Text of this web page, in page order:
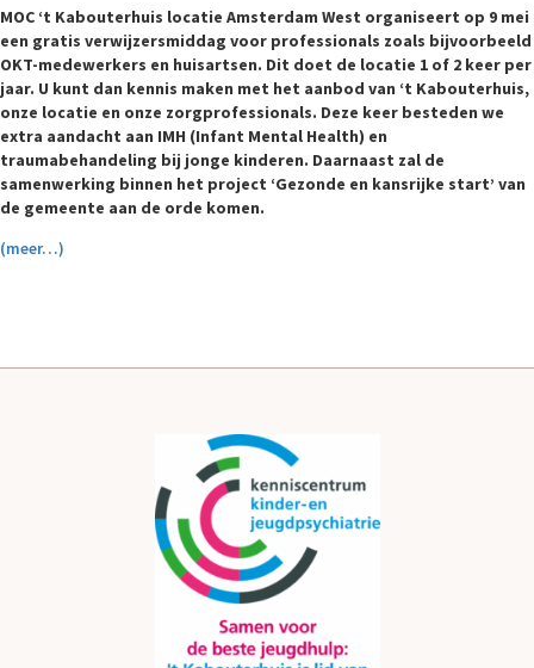
MOC ‘t Kabouterhuis locatie Amsterdam West organiseert op 9 mei
een gratis verwijzersmiddag voor professionals zoals bijvoorbeeld
OKT-medewerkers en huisartsen. Dit doet de locatie 1 of 2 keer per
jaar. U kunt dan kennis maken met het aanbod van ‘t Kabouterhuis,
onze locatie en onze zorgprofessionals. Deze keer besteden we
extra aandacht aan IMH (Infant Mental Health) en
traumabehandeling bij jonge kinderen. Daarnaast zal de
samenwerking binnen het project ‘Gezonde en kansrijke start’ van
de gemeente aan de orde komen.
(meer…)